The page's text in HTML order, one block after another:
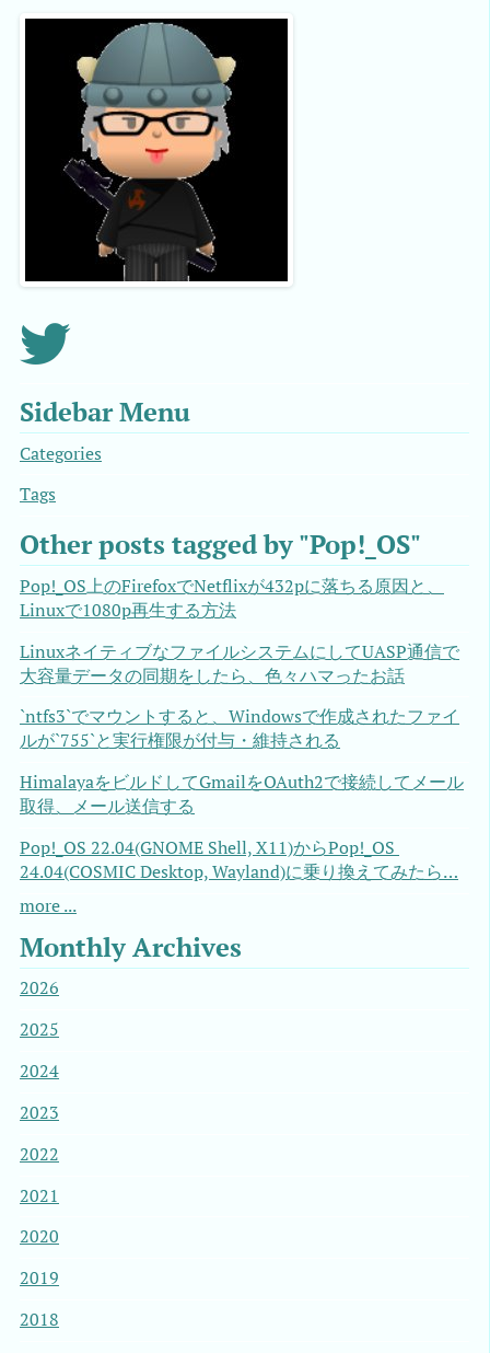
Sidebar Menu
Categories
Tags
Other posts tagged by "Pop!_OS"
Pop!_OS上のFirefoxでNetflixが432pに落ちる原因と、
Linuxで1080p再生する方法
LinuxネイティブなファイルシステムにしてUASP通信で
大容量データの同期をしたら、色々ハマったお話
`ntfs3`でマウントすると、Windowsで作成されたファイ
ルが`755`と実行権限が付与・維持される
HimalayaをビルドしてGmailをOAuth2で接続してメール
取得、メール送信する
Pop!_OS 22.04(GNOME Shell, X11)からPop!_OS
24.04(COSMIC Desktop, Wayland)に乗り換えてみたら…
more ...
Monthly Archives
2026
2025
2024
2023
2022
2021
2020
2019
2018